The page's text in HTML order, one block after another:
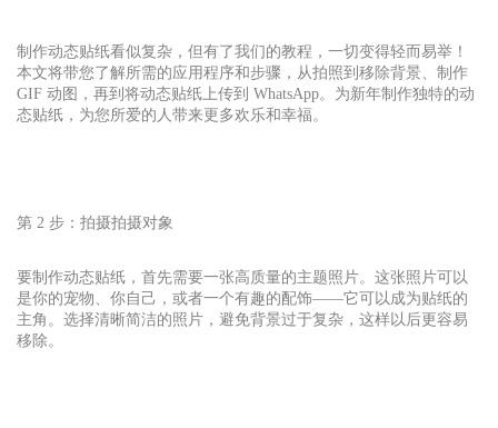
制作动态贴纸看似复杂，但有了我们的教程，一切变得轻而易举！
本文将带您了解所需的应用程序和步骤，从拍照到移除背景、制作
GIF 动图，再到将动态贴纸上传到 WhatsApp。为新年制作独特的动
态贴纸，为您所爱的人带来更多欢乐和幸福。
第 2 步：拍摄拍摄对象
要制作动态贴纸，首先需要一张高质量的主题照片。这张照片可以
是你的宠物、你自己，或者一个有趣的配饰——它可以成为贴纸的
主角。选择清晰简洁的照片，避免背景过于复杂，这样以后更容易
移除。